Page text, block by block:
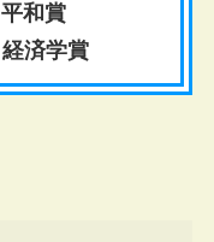
平和賞
経済学賞